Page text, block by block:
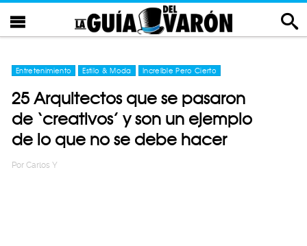
Entretenimiento Estilo & Moda Increíble Pero Cierto
25 Arquitectos que se pasaron
de ‘creativos’ y son un ejemplo
de lo que no se debe hacer
Por Carlos Y